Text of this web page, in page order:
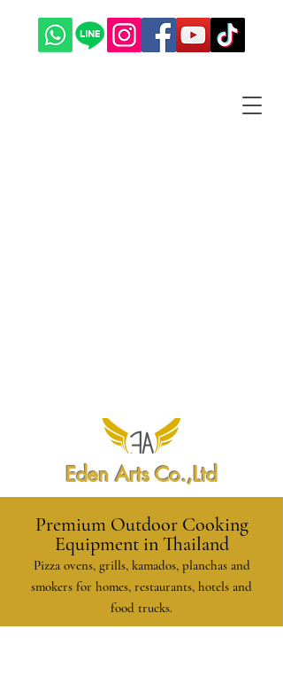
Eden Arts Co.,Ltd
Premium Outdoor Cooking
Equipment in Thailand
Pizza ovens, grills, kamados, planchas and
smokers for homes, restaurants, hotels and
food trucks.